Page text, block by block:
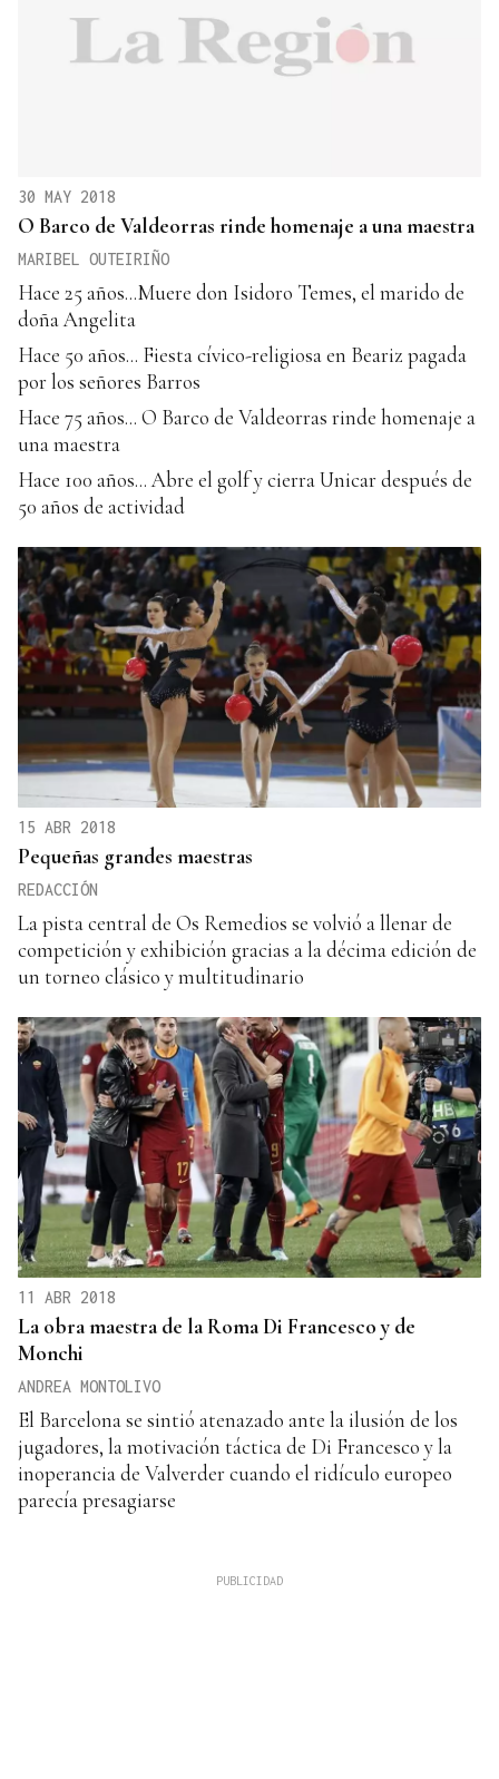
30 MAY 2018
O Barco de Valdeorras rinde homenaje a una maestra
MARIBEL OUTEIRIÑO
Hace 25 años...Muere don Isidoro Temes, el marido de
doña Angelita
Hace 50 años... Fiesta cívico-religiosa en Beariz pagada
por los señores Barros
Hace 75 años... O Barco de Valdeorras rinde homenaje a
una maestra
Hace 100 años... Abre el golf y cierra Unicar después de
50 años de actividad
15 ABR 2018
Pequeñas grandes maestras
REDACCIÓN
La pista central de Os Remedios se volvió a llenar de
competición y exhibición gracias a la décima edición de
un torneo clásico y multitudinario
11 ABR 2018
La obra maestra de la Roma Di Francesco y de
Monchi
ANDREA MONTOLIVO
El Barcelona se sintió atenazado ante la ilusión de los
jugadores, la motivación táctica de Di Francesco y la
inoperancia de Valverder cuando el ridículo europeo
parecía presagiarse